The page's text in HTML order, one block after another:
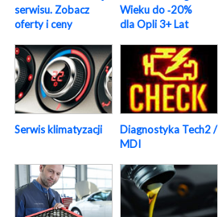
serwisu. Zobacz
oferty i ceny
Wieku do ‑20%
dla Opli 3+ Lat
Serwis klimatyzacji
Diagnostyka Tech2 /
MDI